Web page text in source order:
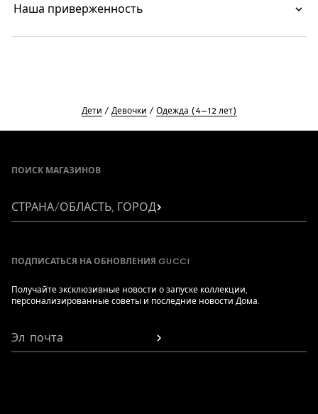
Наша приверженность
Дети Девочки Одежда (4–12 лет)
ПОИСК МАГАЗИНОВ
СТРАНА/ОБЛАСТЬ, ГОРОД
ПОДПИСАТЬСЯ НА ОБНОВЛЕНИЯ GUCCI
Получайте эксклюзивные новости о запуске коллекции,
персонализированные советы и последние новости Дома.
Эл. почта